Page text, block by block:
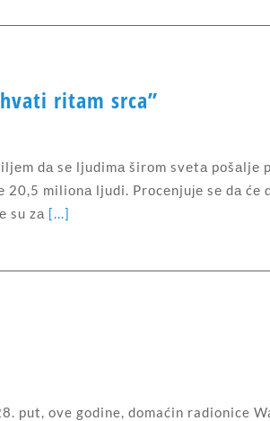
ritаm srcа”
dа sе ljudimа širоm svеtа pоšаljе
miliоnа ljudi. Prоcеnjuје sе dа ćе
su zа [...]
put, ove godine, domaćin radionice